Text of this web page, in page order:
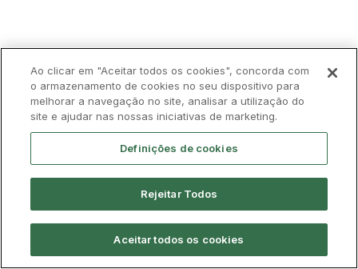
Ao clicar em "Aceitar todos os cookies", concorda com
o armazenamento de cookies no seu dispositivo para
melhorar a navegação no site, analisar a utilização do
site e ajudar nas nossas iniciativas de marketing.
Definições de cookies
Rejeitar Todos
Aceitar todos os cookies